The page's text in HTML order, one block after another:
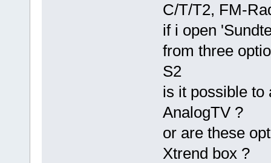
C/T/T2, FM-
if i open
from three
S2
is it possible to
AnalogTV ?
or are these
Xtrend box ?